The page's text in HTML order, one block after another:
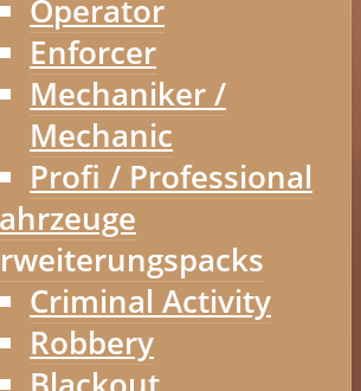
Operator
Enforcer
Mechaniker /
Mechanic
Profi / Professional
Criminal Activity
Robbery